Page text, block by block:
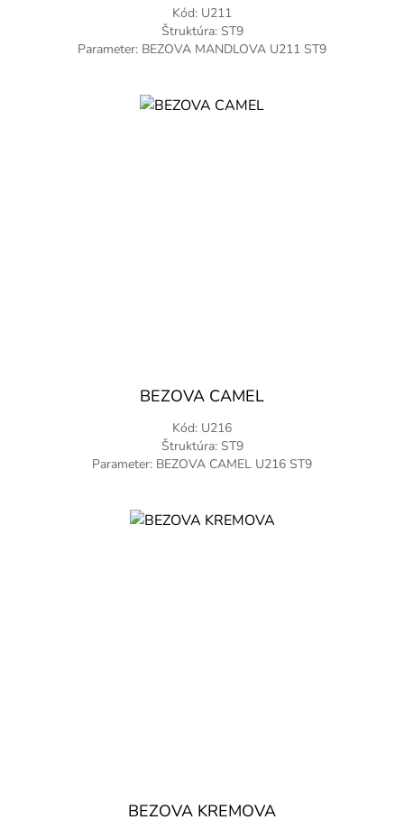
Kód: U211
Štruktúra: ST9
Parameter: BEZOVA MANDLOVA U211 ST9
BEZOVA CAMEL
Kód: U216
Štruktúra: ST9
Parameter: BEZOVA CAMEL U216 ST9
BEZOVA KREMOVA